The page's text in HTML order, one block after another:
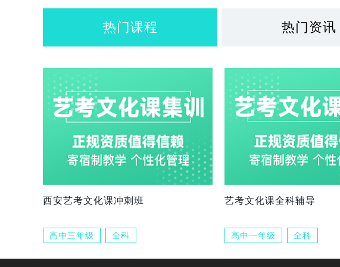
热门课程 热门资讯
西安艺考文化课冲刺班
高中三年级 全科
艺考文化课全科辅导
高中一年级 全科